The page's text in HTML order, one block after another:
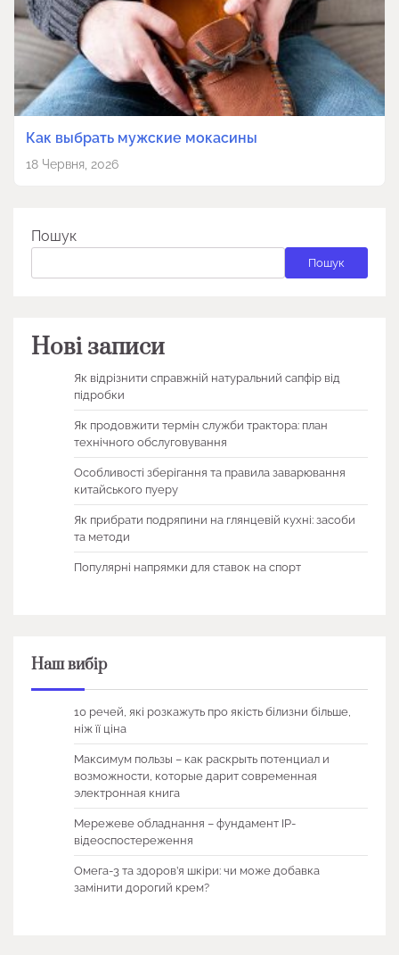
Как выбрать мужские мокасины
18 Червня, 2026
Пошук
Пошук
Нові записи
Як відрізнити справжній натуральний сапфір від
підробки
Як продовжити термін служби трактора: план
технічного обслуговування
Особливості зберігання та правила заварювання
китайського пуеру
Як прибрати подряпини на глянцевій кухні: засоби
та методи
Популярні напрямки для ставок на спорт
Наш вибір
10 речей, які розкажуть про якість білизни більше,
ніж її ціна
Максимум пользы – как раскрыть потенциал и
возможности, которые дарит современная
электронная книга
Мережеве обладнання – фундамент IP-
відеоспостереження
Омега-3 та здоров’я шкіри: чи може добавка
замінити дорогий крем?